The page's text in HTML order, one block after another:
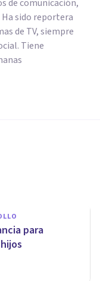
de comunicación,
sido reportera
de TV, siempre
Tiene
la
para